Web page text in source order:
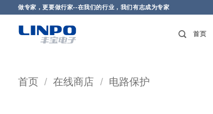
做专家，更要做行家--在我们的行业，我们有志成为专家
首页
首页 / 在线商店 / 电路保护